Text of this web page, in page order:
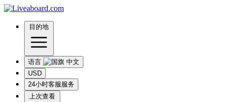
目的地
语言
USD
24小时客服服务
上次查看